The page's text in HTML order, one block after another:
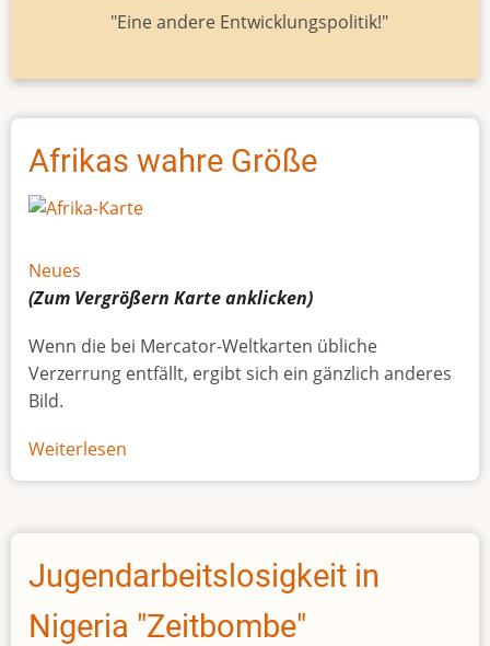
"Eine andere Entwicklungspolitik!"
Afrikas wahre Größe
Neues
(Zum Vergrößern Karteanklicken)
Wenn die bei Mercator-Weltkarten übliche
Verzerrung entfällt, ergibt sich ein gänzlich anderes
Bild.
Weiterlesen
Afrikas
Größe
Jugendarbeitslosigkeit in
Nigeria "Zeitbombe"